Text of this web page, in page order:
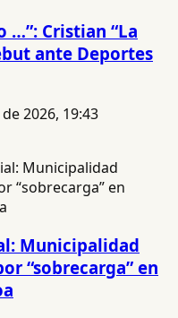
…”: Cristian “La
ante Deportes
2026, 19:43
Municipalidad
“sobrecarga” en